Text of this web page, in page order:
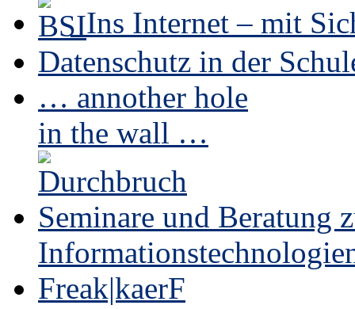
Ins Internet – mit
Datenschutz in der
… annother hole
in the wall …
Seminare und Beratung
Freak|kaerF